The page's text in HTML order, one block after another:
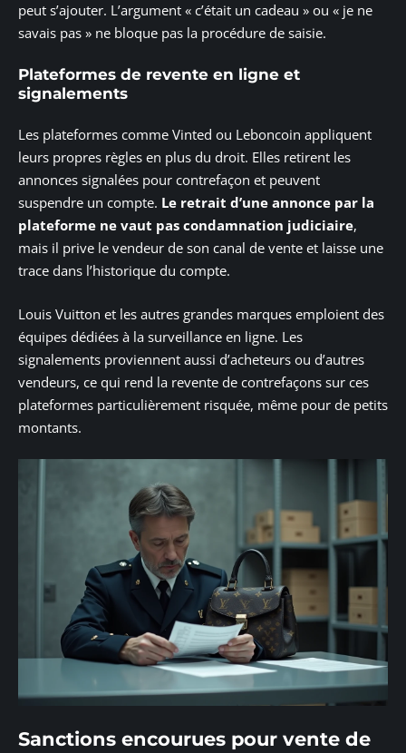
peut s’ajouter. L’argument « c’était un cadeau » ou « je ne
savais pas » ne bloque pas la procédure de saisie.
Plateformes de revente en ligne et
signalements
Les plateformes comme Vinted ou Leboncoin appliquent
leurs propres règles en plus du droit. Elles retirent les
annonces signalées pour contrefaçon et peuvent
suspendre un compte. Le retrait d’une annonce par la
plateforme ne vaut pas condamnation judiciaire,
mais il prive le vendeur de son canal de vente et laisse une
trace dans l’historique du compte.
Louis Vuitton et les autres grandes marques emploient des
équipes dédiées à la surveillance en ligne. Les
signalements proviennent aussi d’acheteurs ou d’autres
vendeurs, ce qui rend la revente de contrefaçons sur ces
plateformes particulièrement risquée, même pour de petits
montants.
Sanctions encourues pour vente de